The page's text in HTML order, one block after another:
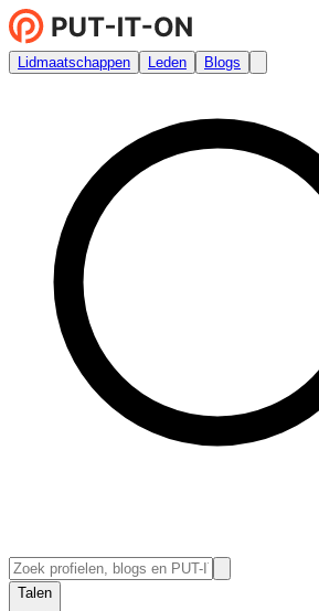
Lidmaatschappen Leden Blogs
Talen